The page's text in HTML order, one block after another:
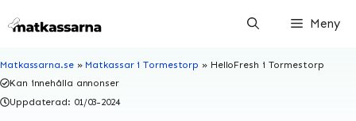
till
Meny
Matkassarna.se» Matkassar i Tormestorp » HelloFresh i Tormestorp
Kan innehålla annonser
Uppdaterad: 01/03-2024